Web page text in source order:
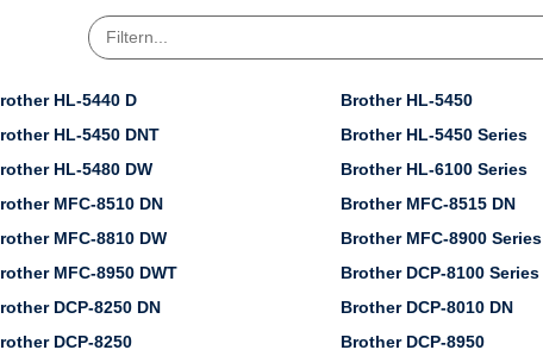
HL-5440 D Brother HL-5450
HL-5450 DNT Brother HL-5450 Series
HL-5480 DW Brother HL-6100 Series
MFC-8510 DN Brother MFC-8515 DN
MFC-8810 DW Brother MFC-8900 Series
MFC-8950 DWT Brother DCP-8100 Series
DCP-8250 DN Brother DCP-8010 DN
DCP-8250 Brother DCP-8950